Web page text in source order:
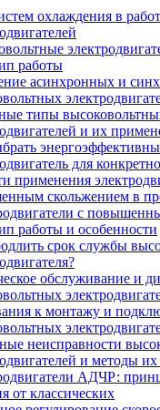
охлаждения в
работы
асинхронных и
типы
и их
для
применения
скольжением в
с
работы и особенности
срок службы
обслуживание и
к монтажу и
неисправности
и методы
АДЧР:
от классических